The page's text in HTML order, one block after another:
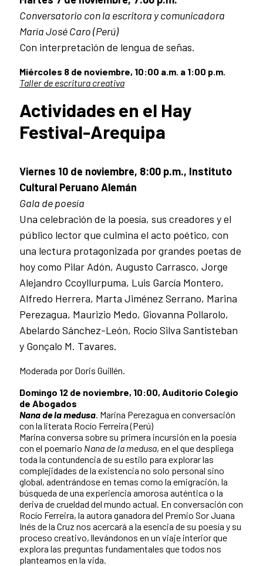
Conversatorio con la escritora y comunicadora
María José Caro (Perú)
Con interpretación de lengua de señas.
Miércoles 8 de noviembre, 10:00 a.m. a 1:00 p.m.
Taller de escritura creativa
Actividades en el Hay
Festival-Arequipa
Viernes 10 de noviembre, 8:00 p.m., Instituto
Cultural Peruano Alemán
Gala de poesía
Una celebración de la poesía, sus creadores y el
público lector que culmina el acto poético, con
una lectura protagonizada por grandes poetas de
hoy como Pilar Adón, Augusto Carrasco, Jorge
Alejandro Ccoyllurpuma, Luis García Montero,
Alfredo Herrera, Marta Jiménez Serrano, Marina
Perezagua, Maurizio Medo, Giovanna Pollarolo,
Abelardo Sánchez-León, Rocío Silva Santisteban
y Gonçalo M. Tavares.
Moderada por Doris Guillén.
Domingo 12 de noviembre, 10:00, Auditorio Colegio
de Abogados
Nana de la medusa . Marina Perezagua en conversación
con la literata Rocío Ferreira (Perú)
Marina conversa sobre su primera incursión en la poesía
con el poemario Nana de la medusa, en el que despliega
toda la contundencia de su estilo para explorar las
complejidades de la existencia no solo personal sino
global, adentrándose en temas como la emigración, la
búsqueda de una experiencia amorosa auténtica o la
deriva de crueldad del mundo actual. En conversación con
Rocío Ferreira, la autora ganadora del Premio Sor Juana
Inés de la Cruz nos acercará a la esencia de su poesía y su
proceso creativo, llevándonos en un viaje interior que
explora las preguntas fundamentales que todos nos
planteamos en la vida.